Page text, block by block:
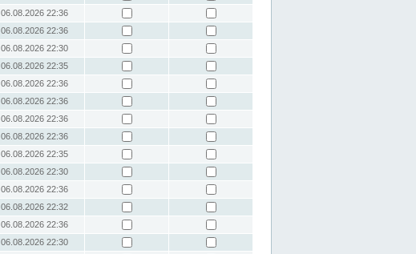
06.08.2026 22:36
06.08.2026 22:36
06.08.2026 22:30
06.08.2026 22:35
06.08.2026 22:36
06.08.2026 22:36
06.08.2026 22:36
06.08.2026 22:36
06.08.2026 22:35
06.08.2026 22:30
06.08.2026 22:36
06.08.2026 22:32
06.08.2026 22:36
06.08.2026 22:30